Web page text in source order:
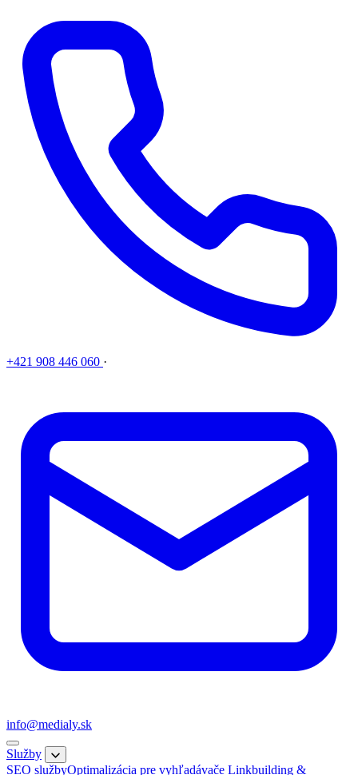
+421 908 446 060 ·
info@medialy.sk
Služby
SEO službyOptimalizácia pre vyhľadávače Linkbuilding &